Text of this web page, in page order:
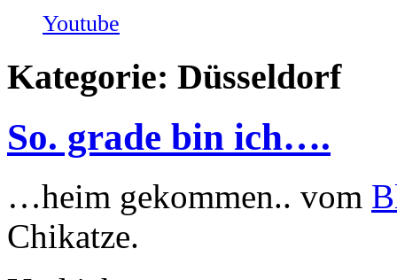
Youtube
Kategorie: Düsseldorf
So. grade bin ich….
…heim gekommen.. vom
Chikatze.